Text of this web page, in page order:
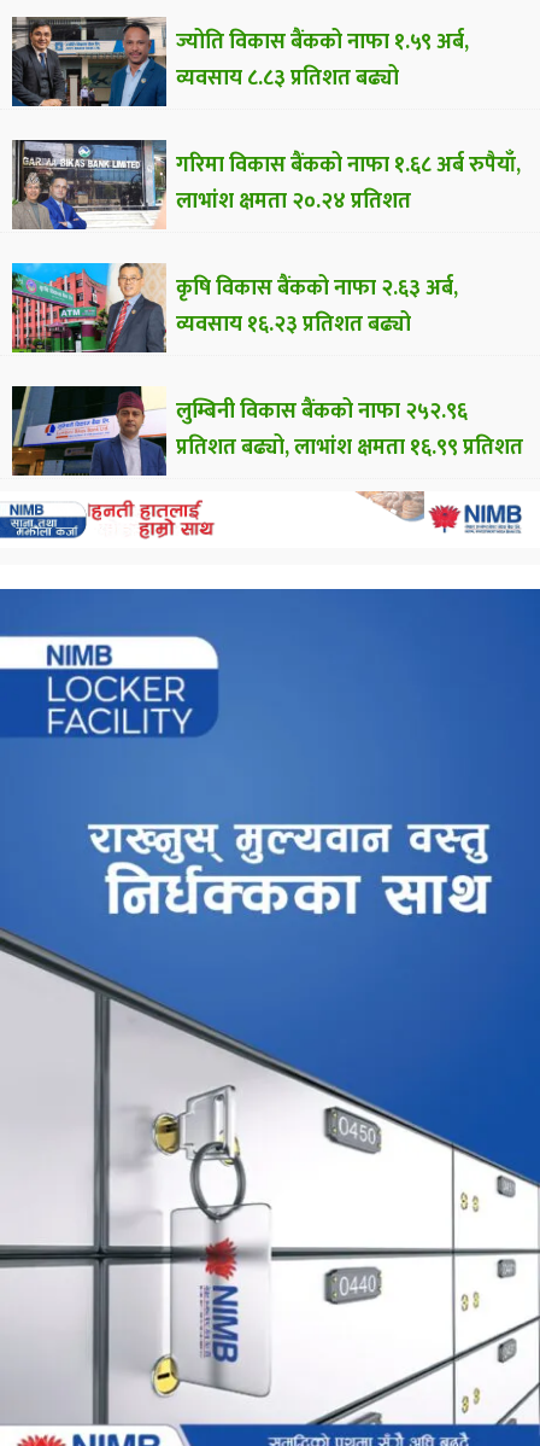
ज्योति विकास बैंकको नाफा १.५९ अर्ब,
व्यवसाय ८.८३ प्रतिशत बढ्यो
गरिमा विकास बैंकको नाफा १.६८ अर्ब रुपैयाँ,
लाभांश क्षमता २०.२४ प्रतिशत
कृषि विकास बैंकको नाफा २.६३ अर्ब,
व्यवसाय १६.२३ प्रतिशत बढ्यो
लुम्बिनी विकास बैंकको नाफा २५२.९६
प्रतिशत बढ्यो, लाभांश क्षमता १६.९९ प्रतिशत